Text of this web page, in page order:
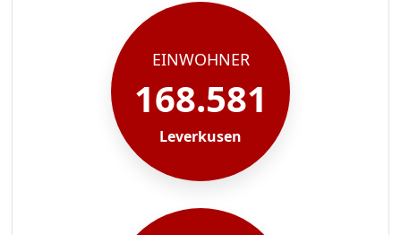
In Leverkusen leben rund 168581 Menschen.
Von diesen 168581 Einwohnern sind rund
Ca. 1645 dieser pflegebedürftigen Menschen
Der Großteil der Pflegebedürftigen in
EINWOHNER
168.581
Leverkusen